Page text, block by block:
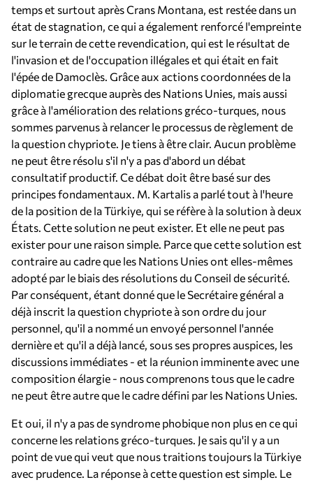
temps et surtout après Crans Montana, est restée dans un
état de stagnation, ce qui a également renforcé l'empreinte
sur le terrain de cette revendication, qui est le résultat de
l'invasion et de l'occupation illégales et qui était en fait
l'épée de Damoclès. Grâce aux actions coordonnées de la
diplomatie grecque auprès des Nations Unies, mais aussi
grâce à l'amélioration des relations gréco-turques, nous
sommes parvenus à relancer le processus de règlement de
la question chypriote. Je tiens à être clair. Aucun problème
ne peut être résolu s'il n'y a pas d'abord un débat
consultatif productif. Ce débat doit être basé sur des
principes fondamentaux. M. Kartalis a parlé tout à l'heure
de la position de la Türkiye, qui se réfère à la solution à deux
États. Cette solution ne peut exister. Et elle ne peut pas
exister pour une raison simple. Parce que cette solution est
contraire au cadre que les Nations Unies ont elles-mêmes
adopté par le biais des résolutions du Conseil de sécurité.
Par conséquent, étant donné que le Secrétaire général a
déjà inscrit la question chypriote à son ordre du jour
personnel, qu'il a nommé un envoyé personnel l'année
dernière et qu'il a déjà lancé, sous ses propres auspices, les
discussions immédiates - et la réunion imminente avec une
composition élargie - nous comprenons tous que le cadre
ne peut être autre que le cadre défini par les Nations Unies.
Et oui, il n'y a pas de syndrome phobique non plus en ce qui
concerne les relations gréco-turques. Je sais qu'il y a un
point de vue qui veut que nous traitions toujours la Türkiye
avec prudence. La réponse à cette question est simple. Le